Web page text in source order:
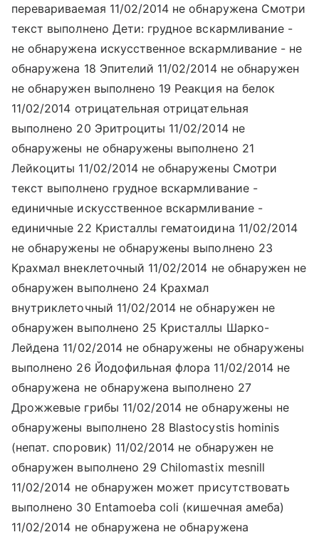
перевариваемая 11/02/2014 не обнаружена Смотри
текст выполнено Дети: грудное вскармливание -
не обнаружена искусственное вскармливание - не
обнаружена 18 Эпителий 11/02/2014 не обнаружен
не обнаружен выполнено 19 Реакция на белок
11/02/2014 отрицательная отрицательная
выполнено 20 Эритроциты 11/02/2014 не
обнаружены не обнаружены выполнено 21
Лейкоциты 11/02/2014 не обнаружены Смотри
текст выполнено грудное вскармливание -
единичные искусственное вскармливание -
единичные 22 Кристаллы гематоидина 11/02/2014
не обнаружены не обнаружены выполнено 23
Крахмал внеклеточный 11/02/2014 не обнаружен не
обнаружен выполнено 24 Крахмал
внутриклеточный 11/02/2014 не обнаружен не
обнаружен выполнено 25 Кристаллы Шарко-
Лейдена 11/02/2014 не обнаружены не обнаружены
выполнено 26 Йодофильная флора 11/02/2014 не
обнаружена не обнаружена выполнено 27
Дрожжевые грибы 11/02/2014 не обнаружены не
обнаружены выполнено 28 Blastocystis hominis
(непат. споровик) 11/02/2014 не обнаружен не
обнаружен выполнено 29 Chilomastix mesnill
11/02/2014 не обнаружен может присутствовать
выполнено 30 Entamoeba coli (кишечная амеба)
11/02/2014 не обнаружена не обнаружена